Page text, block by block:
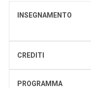
INSEGNAMENTO
CREDITI
PROGRAMMA